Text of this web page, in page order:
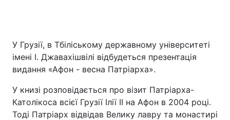
Головна Війна
У Грузії, в Тбіліському державному університеті
імені І. Джавахішвілі відбудеться презентація
видання «Афон - весна Патріарха».
У книзі розповідається про візит Патріарха-
Католікоса всієї Грузії Ілії II на Афон в 2004 році.
Тоді Патріарх відвідав Велику лавру та монастирі